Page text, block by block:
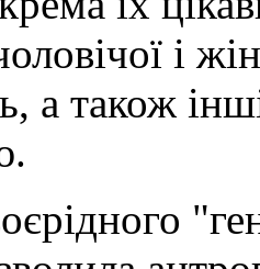
і
а також